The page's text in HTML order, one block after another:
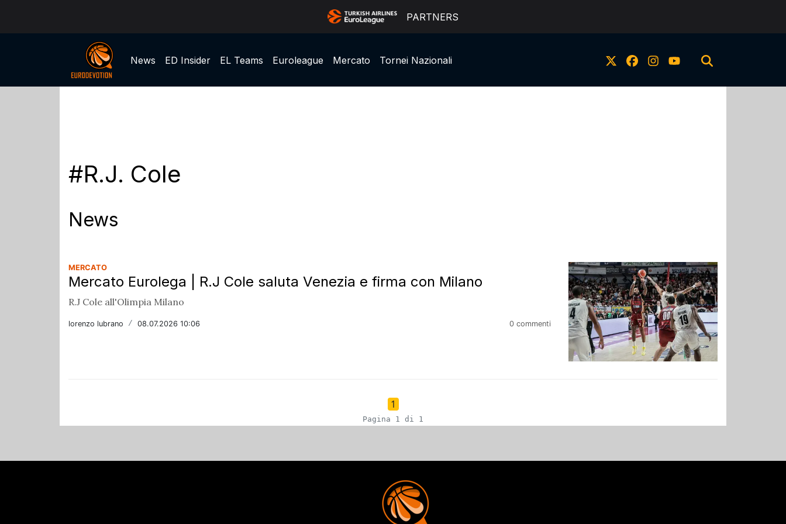
PARTNERS
News ED Insider EL Teams Euroleague Mercato Tornei Nazionali
#R.J. Cole
News
MERCATO
Mercato Eurolega | R.J Cole saluta Venezia e firma con Milano
R.J Cole all'Olimpia Milano
lorenzo lubrano / 08.07.2026 10:06 0 commenti
1
Pagina 1 di 1